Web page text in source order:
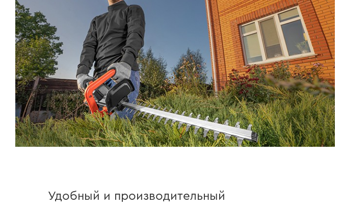
Удобный и производительный